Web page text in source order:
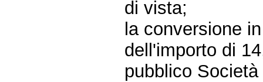
di vista;
la conversione
dell'importo di
pubblico